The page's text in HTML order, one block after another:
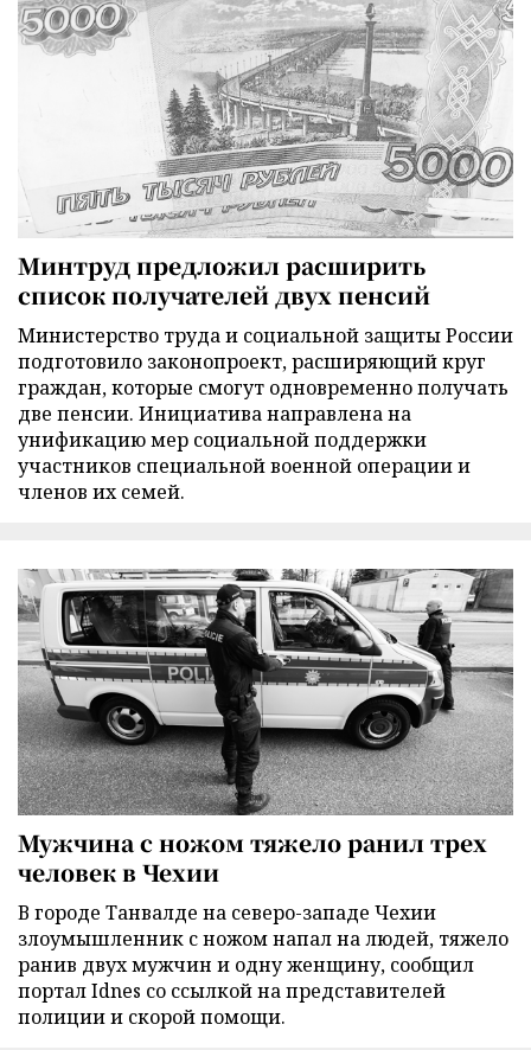
Минтруд предложил расширить
список получателей двух пенсий
Министерство труда и социальной защиты России
подготовило законопроект, расширяющий круг
граждан, которые смогут одновременно получать
две пенсии. Инициатива направлена на
унификацию мер социальной поддержки
участников специальной военной операции и
членов их семей.
Мужчина с ножом тяжело ранил трех
человек в Чехии
В городе Танвалде на северо-западе Чехии
злоумышленник с ножом напал на людей, тяжело
ранив двух мужчин и одну женщину, сообщил
портал Idnes со ссылкой на представителей
полиции и скорой помощи.